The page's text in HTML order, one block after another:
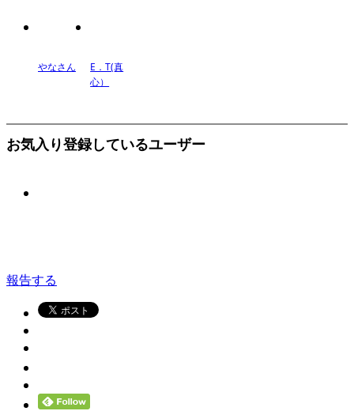
やなさん
E．T(真
心）
お気入り登録しているユーザー
報告する